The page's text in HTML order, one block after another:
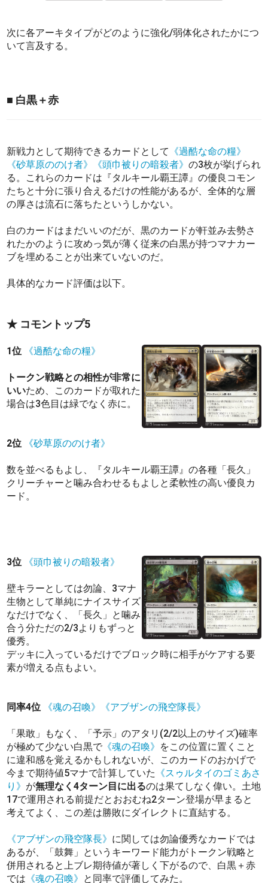
次に各アーキタイプがどのように強化/弱体化されたかにつ
いて言及する。
■ 白黒＋赤
新戦力として期待できるカードとして 《過酷な命の糧》
《砂草原ののけ者》
《頭巾被りの暗殺者》の3枚が挙げられ
る。これらのカードは『タルキール覇王譚』の優良コモン
たちと十分に張り合えるだけの性能があるが、全体的な層
の厚さは流石に落ちたというしかない。
白のカードはまだいいのだが、黒のカードが軒並み去勢さ
れたかのように攻めっ気が薄く従来の白黒が持つマナカー
ブを埋めることが出来ていないのだ。
具体的なカード評価は以下。
★ コモントップ5
1位 《過酷な命の糧》
トークン戦略との相性が非常に
いいため、このカードが取れた
場合は3色目は緑でなく赤に。
2位 《砂草原ののけ者》
数を並べるもよし、『タルキール覇王譚』の各種「長久」
クリーチャーと噛み合わせるもよしと柔軟性の高い優良カ
ード。
3位 《頭巾被りの暗殺者》
壁キラーとしては勿論、3マナ
生物として単純にナイスサイズ
なだけでなく、「長久」と噛み
合う分ただの2/3よりもずっと
優秀。
デッキに入っているだけでブロック時に相手がケアする要
素が増える点もよい。
同率4位 《魂の召喚》 《アブザンの飛空隊長》
「果敢」もなく、「予示」のアタリ(2/2以上のサイズ)確率
が極めて少ない白黒で 《魂の召喚》 をこの位置に置くこと
に違和感を覚えるかもしれないが、このカードのおかげで
今まで期待値5マナで計算していた 《スゥルタイのゴミあさ
り》 が無理なく4ターン目に出るのは果てしなく偉い。土地
17で運用される前提だとおおむね2ターン登場が早まると
考えてよく、この差は勝敗にダイレクトに直結する。
《アブザンの飛空隊長》 に関しては勿論優秀なカードでは
あるが、「鼓舞」というキーワード能力がトークン戦略と
併用されると上ブレ期待値が著しく下がるので、白黒＋赤
では 《魂の召喚》 と同率で評価してみた。